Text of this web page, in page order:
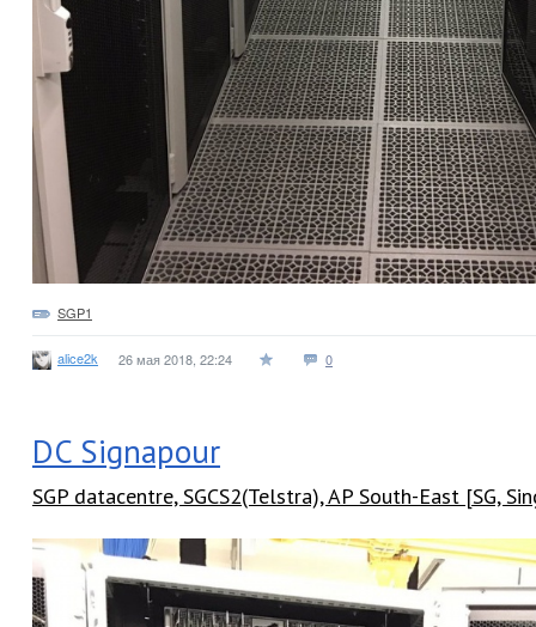
SGP1
alice2k 26 мая 2018, 22:24 0
DC Signapour
SGP datacentre, SGCS2(Telstra), AP South-East [SG,